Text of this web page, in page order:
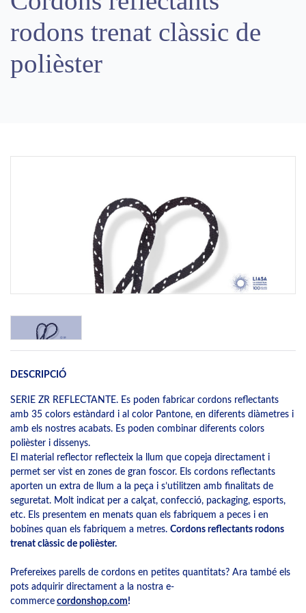
rodons trenat clàssic de
polièster
DESCRIPCIÓ
SERIE ZR REFLECTANTE. Es poden fabricar cordons reflectants
amb 35 colors estàndard i al color Pantone, en diferents diàmetres i
amb els nostres acabats. Es poden combinar diferents colors
polièster i dissenys.
El material reflector reflecteix la llum que copeja directament i
permet ser vist en zones de gran foscor. Els cordons reflectants
aporten un extra de llum a la peça i s’utilitzen amb finalitats de
seguretat. Molt indicat per a calçat, confecció, packaging, esports,
etc. Els presentem en menats quan els fabriquem a peces i en
bobines quan els fabriquem a metres. Cordons reflectants rodons
trenat clàssic de polièster.
Prefereixes parells de cordons en petites quantitats? Ara també els
pots adquirir directament a la nostra e-
commerce cordonshop.com!